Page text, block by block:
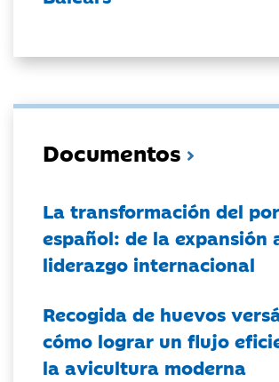
Documentos
La transformación del
español: de la expansión
liderazgo internacional
Recogida de huevos
cómo lograr un flujo
la avicultura moderna